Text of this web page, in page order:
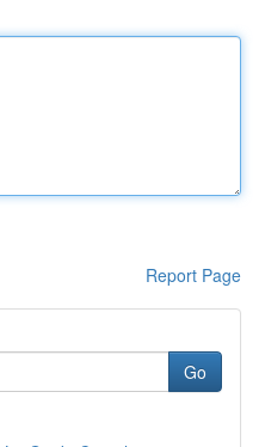
Report Page
Go